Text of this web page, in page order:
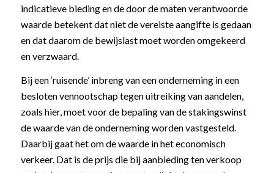
indicatieve bieding en de door de maten verantwoorde
waarde betekent dat niet de vereiste aangifte is gedaan
en dat daarom de bewijslast moet worden omgekeerd
en verzwaard.
Bij een ‘ruisende’ inbreng van een onderneming in een
besloten vennootschap tegen uitreiking van aandelen,
zoals hier, moet voor de bepaling van de stakingswinst
de waarde van de onderneming worden vastgesteld.
Daarbij gaat het om de waarde in het economisch
verkeer. Dat is de prijs die bij aanbieding ten verkoop